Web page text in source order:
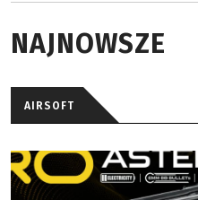
NAJNOWSZE
AIRSOFT